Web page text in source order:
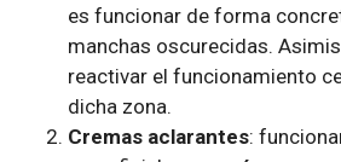
es funcionar de forma
manchas oscurecidas.
reactivar el funcionamiento
dicha zona.
Cremas aclarantes: